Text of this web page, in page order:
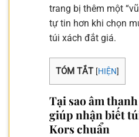
trang bị thêm một
tự tin hơn khi chọn
túi xách đắt giá.
TÓM TẮT [HIỆN]
Tại sao âm
giúp nhận biết
Kors chuẩn